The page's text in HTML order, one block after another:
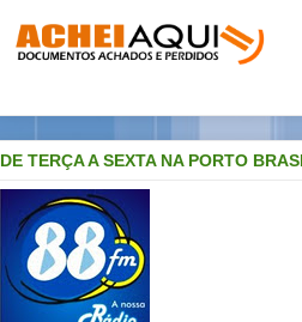
DE TERÇA A SEXTA NA PORTO